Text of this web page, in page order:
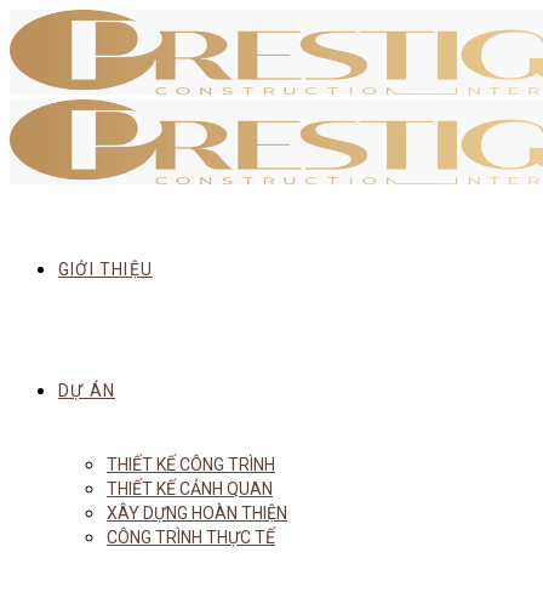
GIỚI THIỆU
DỰ ÁN
THIẾT KẾ CÔNG TRÌNH
THIẾT KẾ CẢNH QUAN
XÂY DỰNG HOÀN THIỆN
CÔNG TRÌNH THỰC TẾ